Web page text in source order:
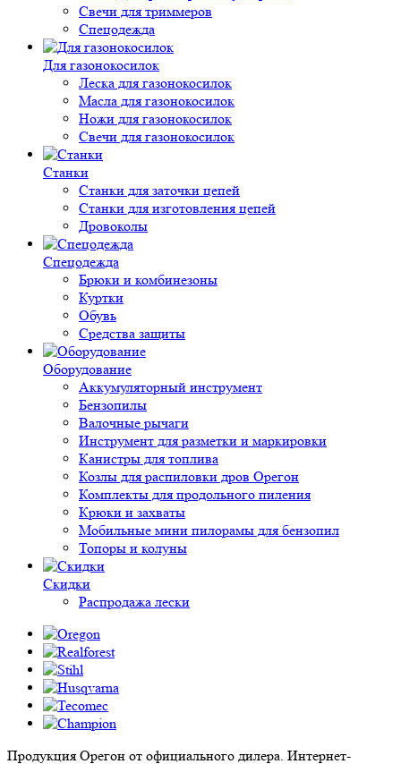
Свечи для триммеров
Спецодежда
Для газонокосилок
Леска для газонокосилок
Масла для газонокосилок
Ножи для газонокосилок
Свечи для газонокосилок
Станки
Cтанки для заточки цепей
Станки для изготовления цепей
Дровоколы
Спецодежда
Брюки и комбинезоны
Куртки
Обувь
Средства защиты
Оборудование
Аккумуляторный инструмент
Бензопилы
Валочные рычаги
Инструмент для разметки и маркировки
Канистры для топлива
Козлы для распиловки дров Орегон
Комплекты для продольного пиления
Крюки и захваты
Мобильные мини пилорамы для бензопил
Топоры и колуны
Скидки
Распродажа лески
Продукция Орегон от официального дилера. Интернет-